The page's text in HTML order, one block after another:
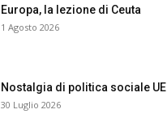
Europa, la lezione di Ceuta
1 Agosto 2026
Nostalgia di politica sociale UE
30 Luglio 2026